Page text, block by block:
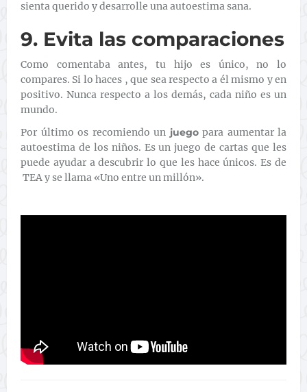
sienta querido y desarrolle una autoestima sana.
9. Evita las comparaciones
Como comentaba antes, tu hijo es único, no lo
compares. Si lo haces , que sea respecto a él mismo y en
positivo. Nunca respecto a los demás, cada niño es un
mundo.
Por último os recomiendo un juegopara aumentar la
autoestima de los niños. Es un juego de cartas que les
puede ayudar a descubrir lo que les hace únicos. Es de
TEA y se llama «Uno entre un millón».